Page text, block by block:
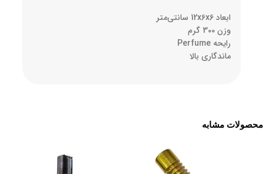
ابعاد 12x6x6 سانتی‌متر
وزن 300 گرم
رایحه Perfume
ماندگاری بالا
محصولات مشابه